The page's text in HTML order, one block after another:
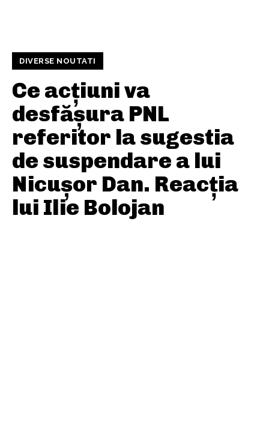
DIVERSE NOUTATI
Ce acțiuni va
desfășura PNL
referitor la sugestia
de suspendare a lui
Nicușor Dan. Reacția
lui Ilie Bolojan